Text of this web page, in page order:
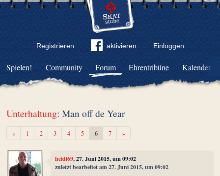
Registrieren aktivieren Einloggen
Community Forum Ehrentribüne Kalender
Spielen!
Unterhaltung: Man off de Year
«Zurück1 2 3 4 5 6 7 »Weiter
heidi69, 27. Juni 2015, um 09:02
zuletzt bearbeitet am 27. Juni 2015, um 09:02